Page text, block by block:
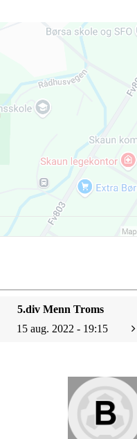
5.div Menn Troms
15 aug. 2022 - 19:15